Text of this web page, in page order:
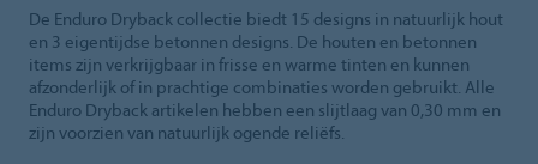
De Enduro Dryback collectie biedt 15 designs in natuurlijk hout
en 3 eigentijdse betonnen designs. De houten en betonnen
items zijn verkrijgbaar in frisse en warme tinten en kunnen
afzonderlijk of in prachtige combinaties worden gebruikt. Alle
Enduro Dryback artikelen hebben een slijtlaag van 0,30 mm en
zijn voorzien van natuurlijk ogende reliëfs.